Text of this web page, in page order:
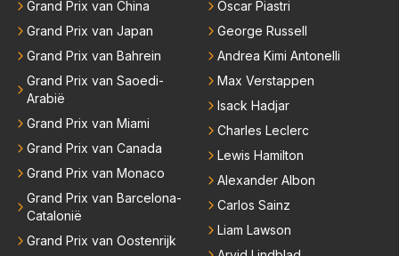
Grand Prix van China
Grand Prix van Japan
Grand Prix van Bahrein
Grand Prix van Saoedi-
Arabië
Grand Prix van Miami
Grand Prix van Canada
Grand Prix van Monaco
Grand Prix van Barcelona-
Catalonië
Grand Prix van Oostenrijk
Oscar Piastri
George Russell
Andrea Kimi Antonelli
Max Verstappen
Isack Hadjar
Charles Leclerc
Lewis Hamilton
Alexander Albon
Carlos Sainz
Liam Lawson